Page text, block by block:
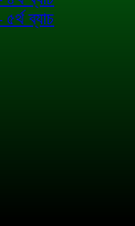
ব্যাচ